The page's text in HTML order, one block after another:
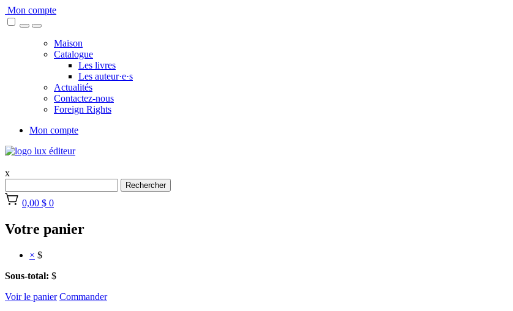
Skip
to
Mon compte
Maison
Catalogue
Les livres
Les auteur·e·s
Actualités
Contactez-nous
Foreign Rights
Mon compte
x
Rechercher
0,00 $ 0
Votre panier
× $
Sous-total: $
Voir le panier Commander